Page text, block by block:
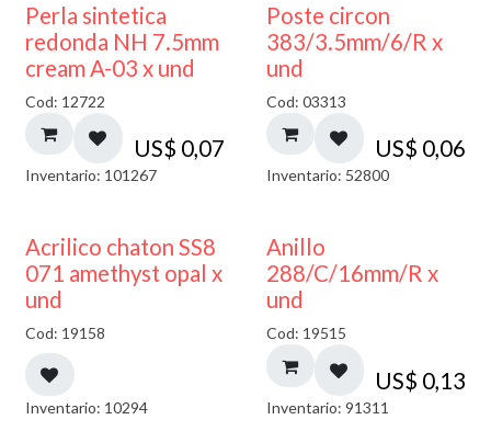
Perla sintetica
redonda NH 7.5mm
cream A-03 x und
Cod: 12722
US$ 0,07
Inventario: 101267
Poste circon
383/3.5mm/6/R x
und
Cod: 03313
US$ 0,06
Inventario: 52800
50% DESCUENTO
Acrilico chaton SS8
071 amethyst opal x
und
Cod: 19158
Inventario: 10294
Anillo
288/C/16mm/R x
und
Cod: 19515
US$ 0,13
Inventario: 91311